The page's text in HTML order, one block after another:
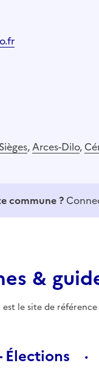
,Arces-Dilo,
commune ?
&
le site de
Élections